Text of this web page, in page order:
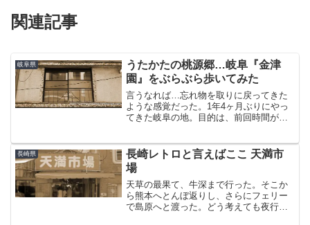
関連記事
岐阜県
うたかたの桃源郷…岐阜『金津
園』をぶらぶら歩いてみた
言うなれば…忘れ物を取りに戻ってきた
ような感覚だった。1年4ヶ月ぶりにやっ
てきた岐阜の地。目的は、前回時間がな
が、「金津園」とは岐阜駅南口徒歩3分、
っていうかほぼ駅前に位...
長崎県
長崎レトロと言えばここ 天満市
場
天草の最果て、牛深まで行った。そこか
ら熊本へとんぼ返りし、さらにフェリー
で島原へと渡った。どう考えても夜行バ